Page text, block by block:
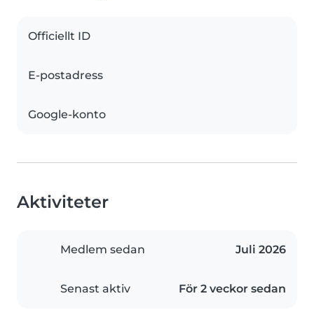
Officiellt ID
E-postadress
Google-konto
Aktiviteter
Medlem sedan Juli 2026
Senast aktiv För 2 veckor sedan